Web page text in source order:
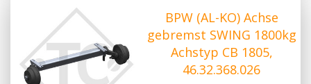
BPW (AL-KO) Achse
gebremst SWING 1800kg
Achstyp CB 1805,
46.32.368.026